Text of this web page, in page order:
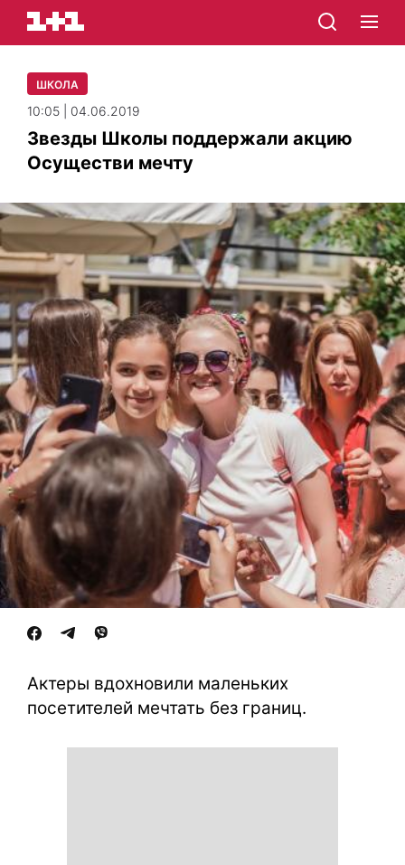
ШКОЛА
10:05 | 04.06.2019
Звезды Школы поддержали акцию
Осуществи мечту
Актеры вдохновили маленьких
посетителей мечтать без границ.